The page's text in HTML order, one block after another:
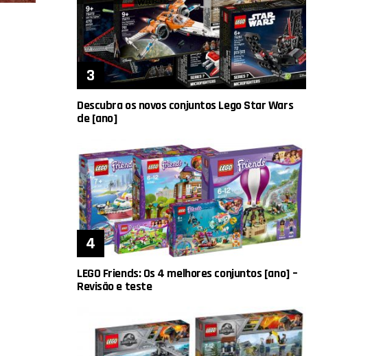
Descubra os novos conjuntos Lego Star Wars
de [ano]
LEGO Friends: Os 4 melhores conjuntos [ano] –
Revisão e teste